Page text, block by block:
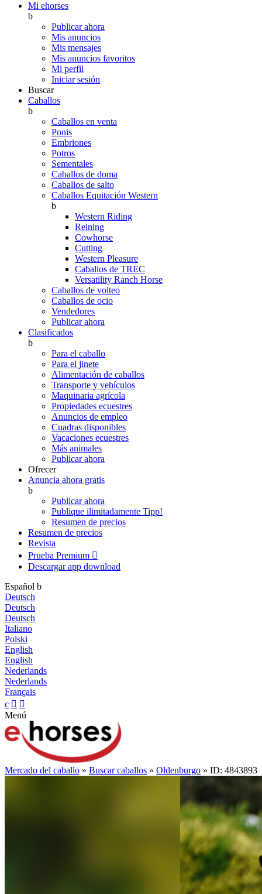
Mi ehorses
b
Publicar ahora
Mis anuncios
Mis mensajes
Mis anuncios favoritos
Mi perfil
Iniciar sesión
Buscar
Caballos
b
Caballos en venta
Ponis
Embriones
Potros
Sementales
Caballos de doma
Caballos de salto
Caballos Equitación Western
b
Western Riding
Reining
Cowhorse
Cutting
Western Pleasure
Caballos de TREC
Versatility Ranch Horse
Caballos de volteo
Caballos de ocio
Vendedores
Publicar ahora
Clasificados
b
Para el caballo
Para el jinete
Alimentación de caballos
Transporte y vehículos
Maquinaria agrícola
Propiedades ecuestres
Anuncios de empleo
Cuadras disponibles
Vacaciones ecuestres
Más animales
Publicar ahora
Ofrecer
Anuncia ahora gratis
b
Publicar ahora
Publique ilimitadamente Tipp!
Resumen de precios
Resumen de precios
Revista
Prueba Premium 
Descargar app download
Español b
Deutsch
Deutsch
Deutsch
Italiano
Polski
English
English
Nederlands
Nederlands
Français
c  
Menú
Mercado del caballo » Buscar caballos » Oldenburgo » ID: 4843893